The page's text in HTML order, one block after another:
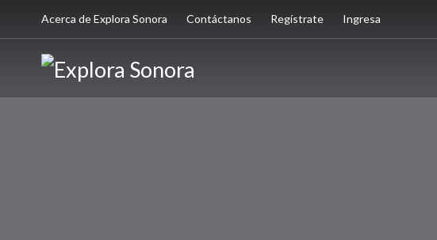
Acerca de Explora Sonora Contáctanos Regístrate Ingresa